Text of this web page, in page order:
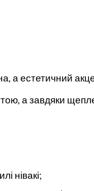
а естетичний
а завдяки
нівакі;